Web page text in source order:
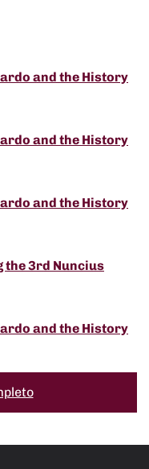
and the History
and the History
and the History
the 3rd Nuncius
and the History